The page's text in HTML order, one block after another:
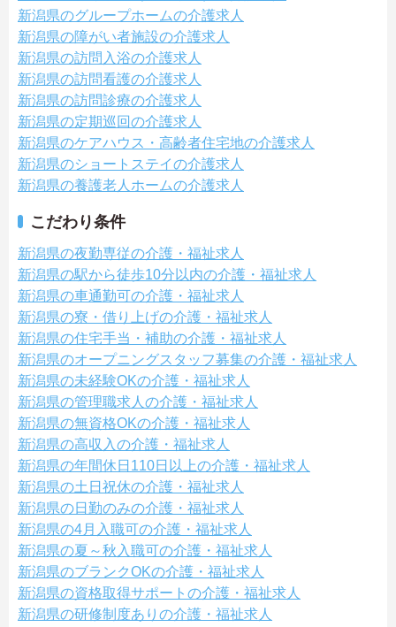
新潟県のグループホームの介護求人
新潟県の障がい者施設の介護求人
新潟県の訪問入浴の介護求人
新潟県の訪問看護の介護求人
新潟県の訪問診療の介護求人
新潟県の定期巡回の介護求人
新潟県のケアハウス・高齢者住宅地の介護求人
新潟県のショートステイの介護求人
新潟県の養護老人ホームの介護求人
こだわり条件
新潟県の夜勤専従の介護・福祉求人
新潟県の駅から徒歩10分以内の介護・福祉求人
新潟県の車通勤可の介護・福祉求人
新潟県の寮・借り上げの介護・福祉求人
新潟県の住宅手当・補助の介護・福祉求人
新潟県のオープニングスタッフ募集の介護・福祉求人
新潟県の未経験OKの介護・福祉求人
新潟県の管理職求人の介護・福祉求人
新潟県の無資格OKの介護・福祉求人
新潟県の高収入の介護・福祉求人
新潟県の年間休日110日以上の介護・福祉求人
新潟県の土日祝休の介護・福祉求人
新潟県の日勤のみの介護・福祉求人
新潟県の4月入職可の介護・福祉求人
新潟県の夏～秋入職可の介護・福祉求人
新潟県のブランクOKの介護・福祉求人
新潟県の資格取得サポートの介護・福祉求人
新潟県の研修制度ありの介護・福祉求人